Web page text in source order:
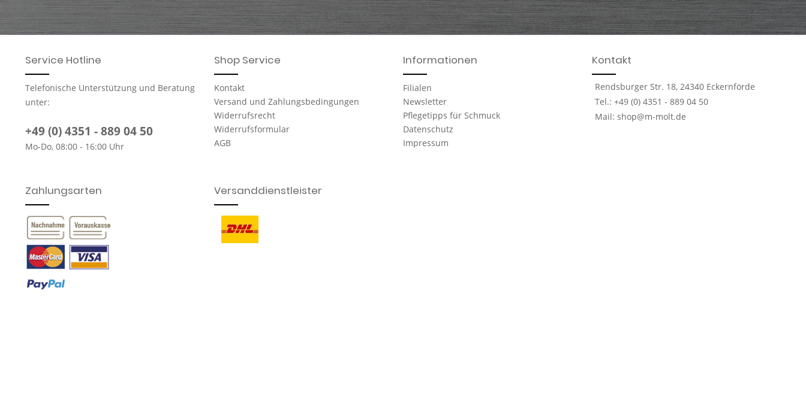
Service Hotline
Telefonische Unterstützung und Beratung
unter:
+49 (0) 4351 - 889 04 50
Mo-Do, 08:00 - 16:00 Uhr
Shop Service
Kontakt
Versand und Zahlungsbedingungen
Widerrufsrecht
Widerrufsformular
AGB
Informationen
Filialen
Newsletter
Pflegetipps für Schmuck
Datenschutz
Impressum
Kontakt
Rendsburger Str. 18, 24340 Eckernförde
Tel.: +49 (0) 4351 - 889 04 50
Mail: shop@m-molt.de
Zahlungsarten Versanddienstleister